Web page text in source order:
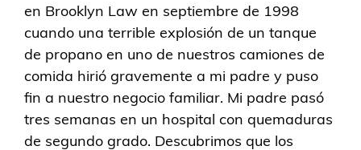
en Brooklyn Law en septiembre de 1998
cuando una terrible explosión de un tanque
de propano en uno de nuestros camiones de
comida hirió gravemente a mi padre y puso
fin a nuestro negocio familiar. Mi padre pasó
tres semanas en un hospital con quemaduras
de segundo grado. Descubrimos que los